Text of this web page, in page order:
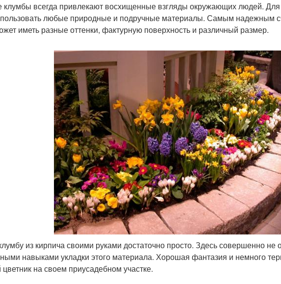
клумбы всегда привлекают восхищенные взгляды окружающих людей. Для
любые природные и подручные материалы. Самым надежным
иметь разные оттенки, фактурную поверхность и различный размер.
из кирпича своими руками достаточно просто. Здесь совершенно не
навыками укладки этого материала. Хорошая фантазия и немного
на своем приусадебном участке.